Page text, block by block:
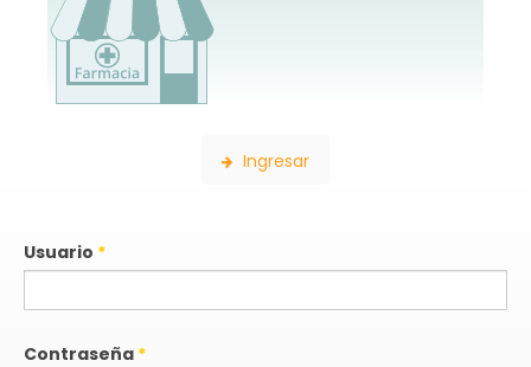
Ingresar
Usuario *
Contraseña *